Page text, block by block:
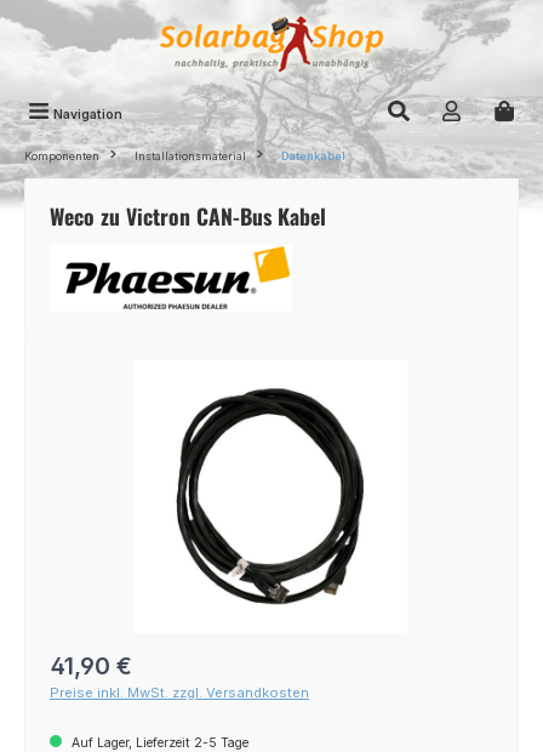
Zum Hauptinhalt springen
Navigation
Komponenten Installationsmaterial Datenkabel
Weco zu Victron CAN-Bus Kabel
Regulärer Preis:
41,90 €
Preise inkl. MwSt. zzgl. Versandkosten
Auf Lager, Lieferzeit 2-5 Tage